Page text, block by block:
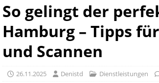
So gelingt der
Hamburg – Tipps
und Scannen
26.11.2025 Denistd Dienstleistungen